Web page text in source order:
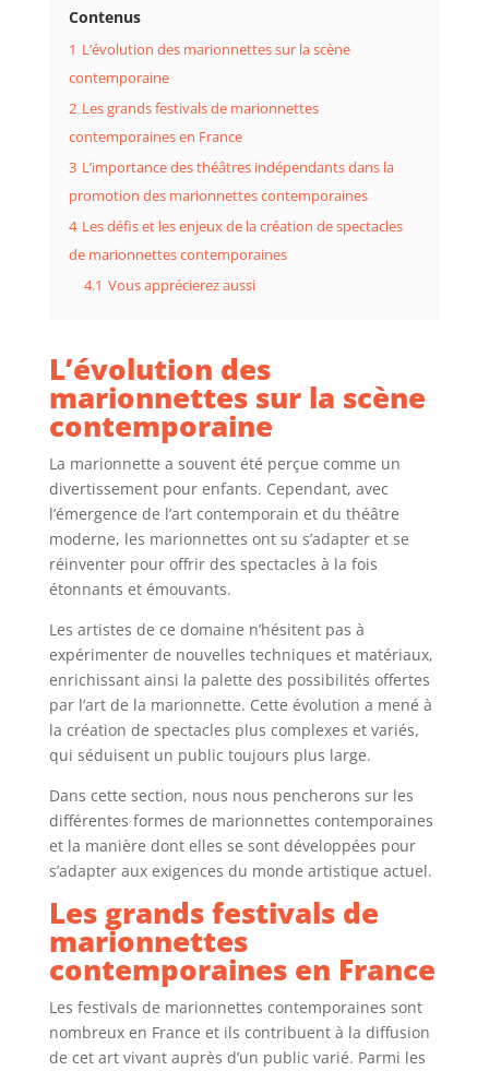
Contenus
1 L’évolution des marionnettes sur la scène
contemporaine
2 Les grands festivals de marionnettes
contemporaines en France
3 L’importance des théâtres indépendants dans la
promotion des marionnettes contemporaines
4 Les défis et les enjeux de la création de spectacles
de marionnettes contemporaines
4.1 Vous apprécierez aussi
L’évolution des
marionnettes sur la scène
contemporaine
La marionnette a souvent été perçue comme un
divertissement pour enfants. Cependant, avec
l’émergence de l’art contemporain et du théâtre
moderne, les marionnettes ont su s’adapter et se
réinventer pour offrir des spectacles à la fois
étonnants et émouvants.
Les artistes de ce domaine n’hésitent pas à
expérimenter de nouvelles techniques et matériaux,
enrichissant ainsi la palette des possibilités offertes
par l’art de la marionnette. Cette évolution a mené à
la création de spectacles plus complexes et variés,
qui séduisent un public toujours plus large.
Dans cette section, nous nous pencherons sur les
différentes formes de marionnettes contemporaines
et la manière dont elles se sont développées pour
s’adapter aux exigences du monde artistique actuel.
Les grands festivals de
marionnettes
contemporaines en France
Les festivals de marionnettes contemporaines sont
nombreux en France et ils contribuent à la diffusion
de cet art vivant auprès d’un public varié. Parmi les